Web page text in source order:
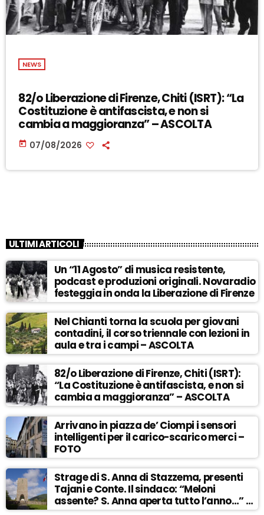
NEWS
82/o Liberazione di Firenze, Chiti (ISRT): “La
Costituzione è antifascista, e non si
cambia a maggioranza” – ASCOLTA
today 07/08/2026
ULTIMI ARTICOLI
Un “11 Agosto” di musica resistente,
podcast e produzioni originali. Novaradio
festeggia in onda la Liberazione di Firenze
Nel Chianti torna la scuola per giovani
contadini, il corso triennale con lezioni in
aula e tra i campi – ASCOLTA
82/o Liberazione di Firenze, Chiti (ISRT):
“La Costituzione è antifascista, e non si
cambia a maggioranza” – ASCOLTA
Arrivano in piazza de’ Ciompi i sensori
intelligenti per il carico-scarico merci –
FOTO
Strage di S. Anna di Stazzema, presenti
Tajani e Conte. Il sindaco: “Meloni
assente? S. Anna aperta tutto l’anno…” –